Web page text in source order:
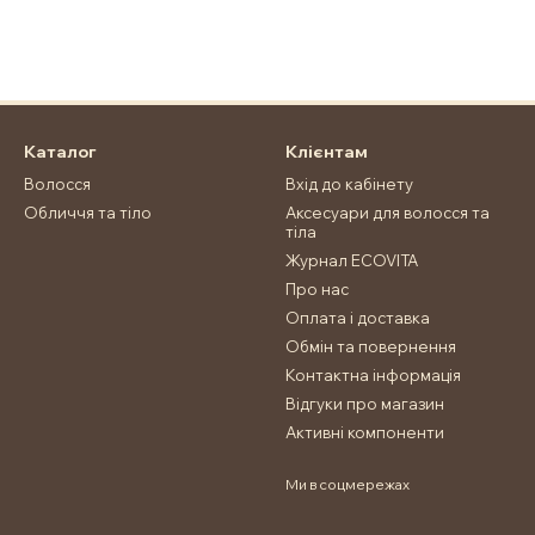
Хочете, щоб шкіра
ліфтинг гель-маску з
Спосіб застосування:
Склад:
Каталог
Волосся
Обличчя та тіло
Клієнтам
Вхід до кабінету
Аксесуари для волосся та
тіла
Журнал ECOVITA
Про нас
Оплата і доставка
Обмін та повернення
Контактна інформація
Відгуки про магазин
Активні компоненти
Ми в соцмережах